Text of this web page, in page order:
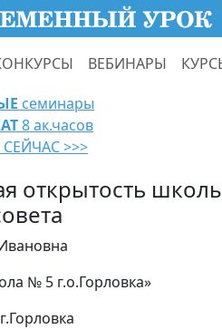
ВЕБИНАРЫ
семинары
8 ак.часов
>>>
открытость
№ 5 г.о.Горловка»